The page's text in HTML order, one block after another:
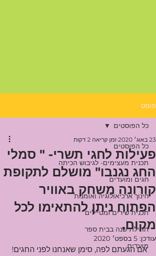
פוסט
כל הפוסטים
תכנית מעצימים- לגיבוש הכיתה
חגים ומועדים
חינוך ארכיאולוגיה ואומנות
תכנית שירים ומטיילים
תחילת שנה בבית ספר
מועדים
כל הפוסטים
פעילות לחגי תשרי- " סמלי
החג נגנבו" מושלם לתקופת
קורונה משחק באוויר
הפתוח ניתן להתאימו לכל
מקום.
23 באוג׳ 2020 זמן קריאה 2 דקות
עודכן: 5 בספט׳ 2020
אם הגעתם לפה, סימן שאנחנו לפני החגים!